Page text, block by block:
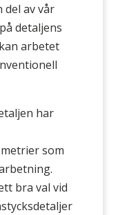
del av vår
detaljens
arbetet
har
som
bra val vid